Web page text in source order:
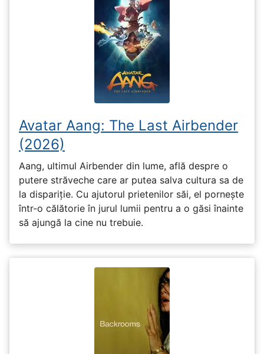
Avatar Aang: The Last Airbender
(2026)
Aang, ultimul Airbender din lume, află despre o
putere străveche care ar putea salva cultura sa de
la dispariție. Cu ajutorul prietenilor săi, el pornește
într-o călătorie în jurul lumii pentru a o găsi înainte
să ajungă la cine nu trebuie.